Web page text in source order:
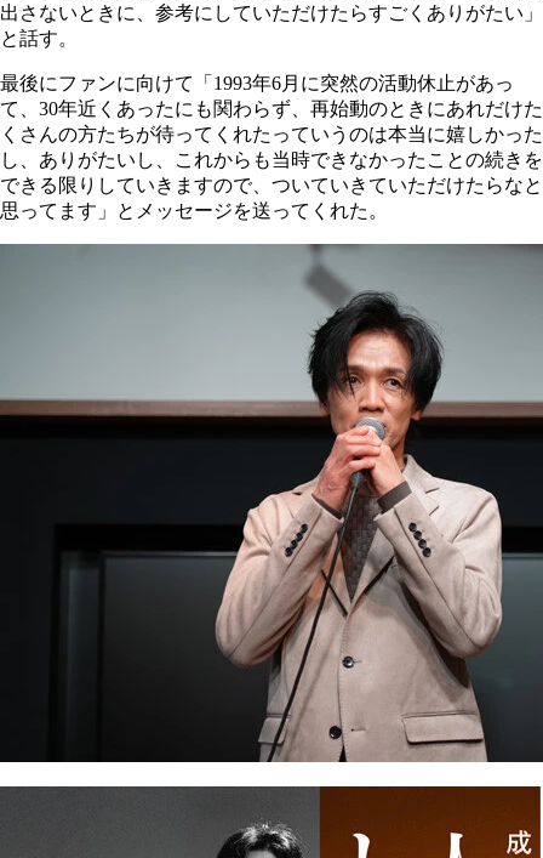
出さないときに、参考にしていただけたらすごくありがたい」
と話す。
最後にファンに向けて「1993年6月に突然の活動休止があっ
て、30年近くあったにも関わらず、再始動のときにあれだけた
くさんの方たちが待ってくれたっていうのは本当に嬉しかった
し、ありがたいし、これからも当時できなかったことの続きを
できる限りしていきますので、ついていきていただけたらなと
思ってます」とメッセージを送ってくれた。